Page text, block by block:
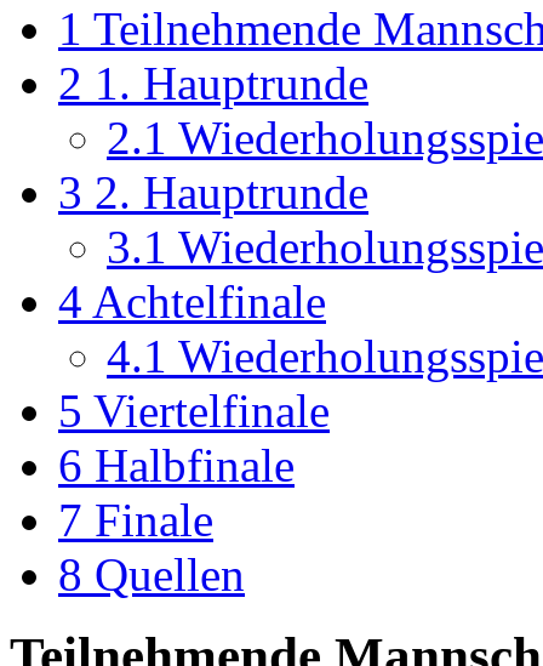
1 Teilnehmende
2 1. Hauptrunde
2.1
3 2. Hauptrunde
3.1
4 Achtelfinale
4.1
5 Viertelfinale
6 Halbfinale
7 Finale
8 Quellen